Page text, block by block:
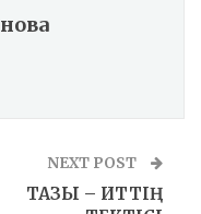
NEXT POST
ТАЗЫ – ИТТІҢ